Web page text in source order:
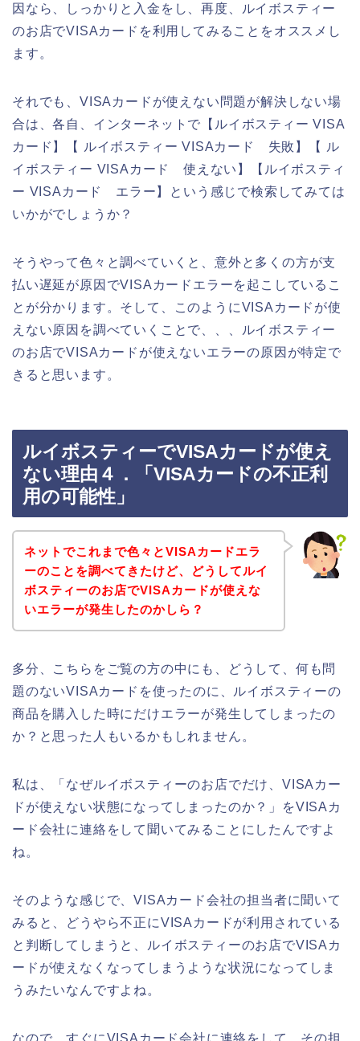
因なら、しっかりと入金をし、再度、ルイボスティー
のお店でVISAカードを利用してみることをオススメし
ます。
それでも、VISAカードが使えない問題が解決しない場
合は、各自、インターネットで【ルイボスティー VISA
カード】【 ルイボスティー VISAカード 失敗】【 ル
イボスティー VISAカード 使えない】【ルイボスティ
ー VISAカード エラー】という感じで検索してみては
いかがでしょうか？
そうやって色々と調べていくと、意外と多くの方が支
払い遅延が原因でVISAカードエラーを起こしているこ
とが分かります。そして、このようにVISAカードが使
えない原因を調べていくことで、、、ルイボスティー
のお店でVISAカードが使えないエラーの原因が特定で
きると思います。
ルイボスティーでVISAカードが使え
ない理由４．「VISAカードの不正利
用の可能性」
ネットでこれまで色々とVISAカードエラ
ーのことを調べてきたけど、どうしてルイ
ボスティーのお店でVISAカードが使えな
いエラーが発生したのかしら？
多分、こちらをご覧の方の中にも、どうして、何も問
題のないVISAカードを使ったのに、ルイボスティーの
商品を購入した時にだけエラーが発生してしまったの
か？と思った人もいるかもしれません。
私は、「なぜルイボスティーのお店でだけ、VISAカー
ドが使えない状態になってしまったのか？」をVISAカ
ード会社に連絡をして聞いてみることにしたんですよ
ね。
そのような感じで、VISAカード会社の担当者に聞いて
みると、どうやら不正にVISAカードが利用されている
と判断してしまうと、ルイボスティーのお店でVISAカ
ードが使えなくなってしまうような状況になってしま
うみたいなんですよね。
なので、すぐにVISAカード会社に連絡をして、その担